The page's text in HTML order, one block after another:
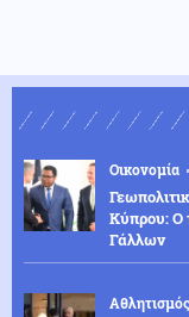
Οικονομία
Κύπρου: Ο
Γάλλων
Αθλητισμός